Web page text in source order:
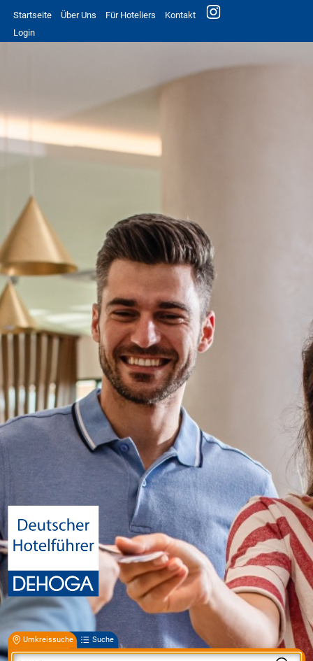
Startseite Über Uns Für Hoteliers
Kontakt
Login
Umkreissuche Suche